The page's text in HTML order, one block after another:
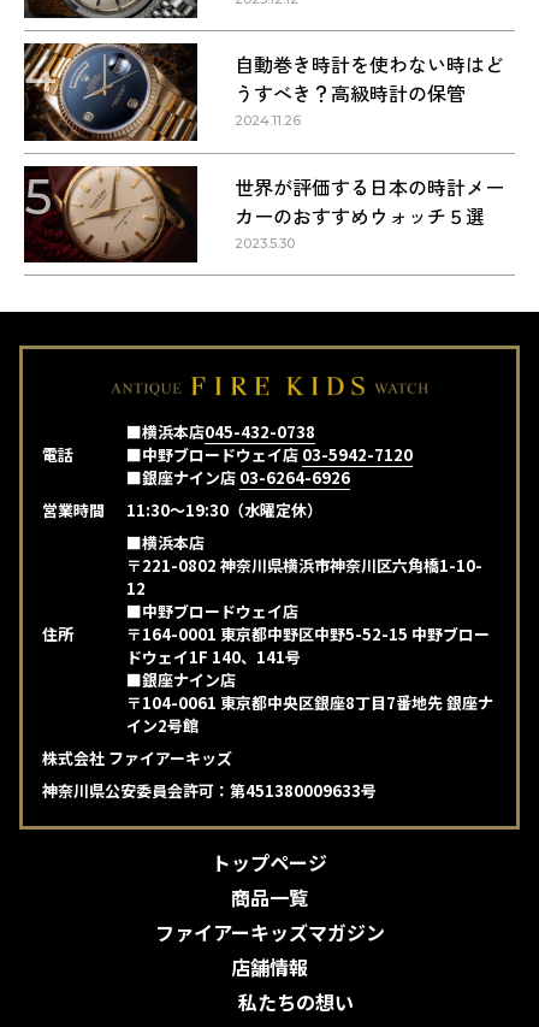
4
自動巻き時計を使わない時はど
うすべき？高級時計の保管
2024.11.26
5
世界が評価する日本の時計メー
カーのおすすめウォッチ５選
2023.5.30
電話
■横浜本店045-432-0738
■中野ブロードウェイ店 03-5942-7120
■銀座ナイン店 03-6264-6926
営業時間
11:30～19:30（水曜定休）
住所
■横浜本店
〒221-0802 神奈川県横浜市神奈川区六角橋1-10-
12
■中野ブロードウェイ店
〒164-0001 東京都中野区中野5-52-15 中野ブロー
ドウェイ1F 140、141号
■銀座ナイン店
〒104-0061 東京都中央区銀座8丁目7番地先 銀座ナ
イン2号館
株式会社 ファイアーキッズ
神奈川県公安委員会許可：第451380009633号
トップページ
商品一覧
ファイアーキッズマガジン
店舗情報
私たちの想い